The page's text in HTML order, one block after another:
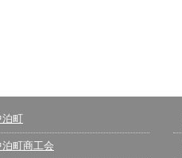
泊町
泊町商工会